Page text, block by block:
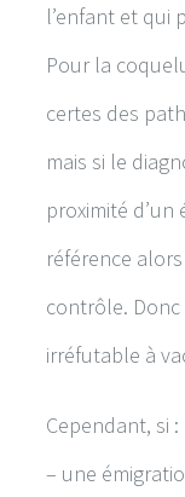
l’enfant et qui
Pour la
certes des
mais si le
proximité
référence
contrôle. Donc
irréfutable à
Cependant, si :
– une